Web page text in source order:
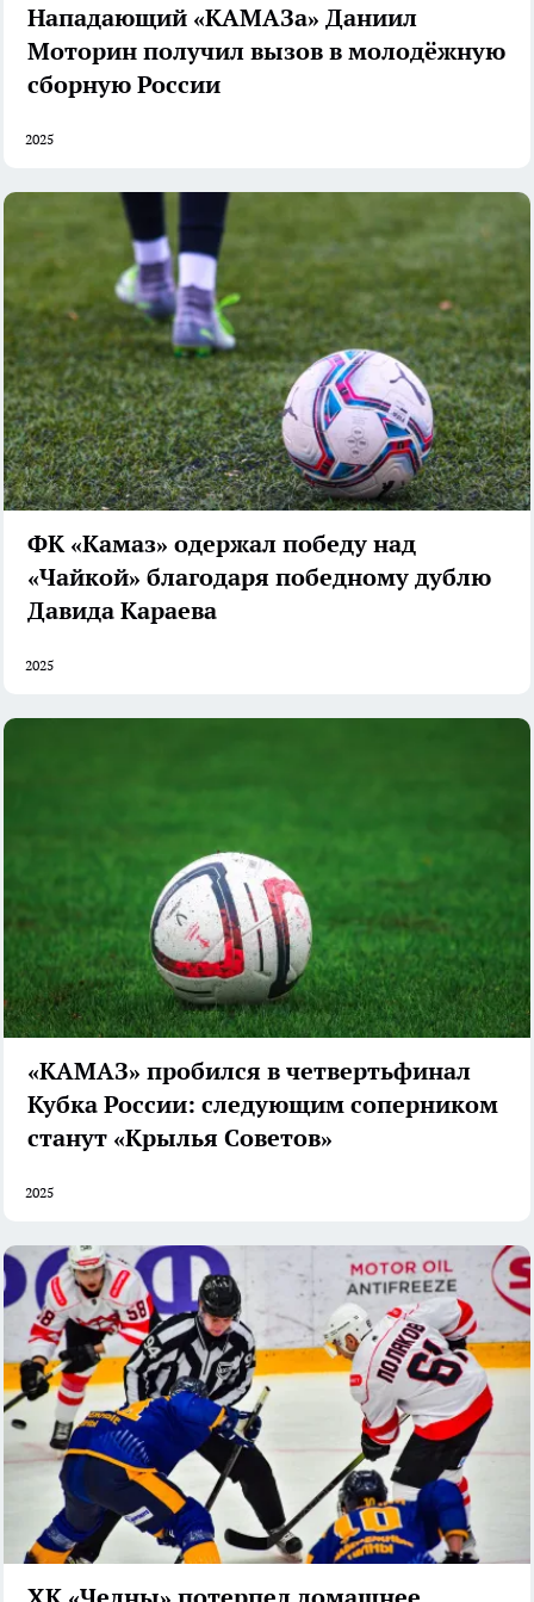
Нападающий «КАМАЗа» Даниил
Моторин получил вызов в молодёжную
сборную России
2025
ФК «Камаз» одержал победу над
«Чайкой» благодаря победному дублю
Давида Караева
2025
«КАМАЗ» пробился в четвертьфинал
Кубка России: следующим соперником
станут «Крылья Советов»
2025